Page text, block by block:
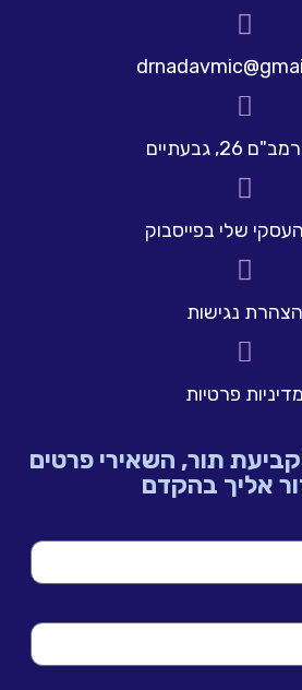
26, גבעתיים
שלי בפייסבוק
הצהרת נגישות
מדיניות פרטיות
תור, השאירי פרטים
אליך בהקדם